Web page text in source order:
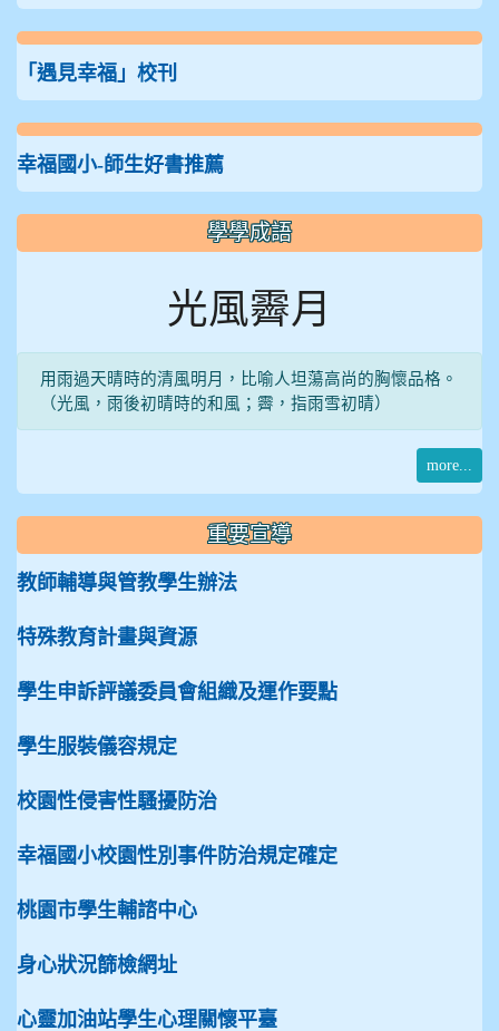
「遇見幸福」校刊
幸福國小-師生好書推薦
學學成語
光風霽月
用雨過天晴時的清風明月，比喻人坦蕩高尚的胸懷品格。
（光風，雨後初晴時的和風；霽，指雨雪初晴）
more...
重要宣導
教師輔導與管教學生辦法
特殊教育計畫與資源
學生申訴評議委員會組織及運作要點
學生服裝儀容規定
校園性侵害性騷擾防治
幸福國小校園性別事件防治規定確定
桃園市學生輔諮中心
身心狀況篩檢網址
心靈加油站學生心理關懷平臺